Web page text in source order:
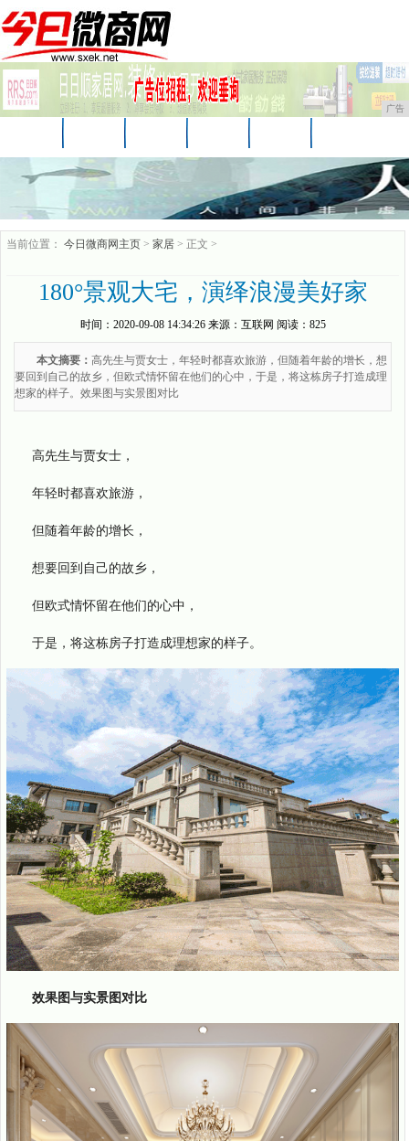
广告
家居 企业
当前位置： 今日微商网主页 > 家居 > 正文 >
180°景观大宅，演绎浪漫美好家
时间： 2020-09-08 14:34:26来源： 互联网 阅读：825
本文摘要： 高先生与贾女士，年轻时都喜欢旅游，但随着年龄的增长，想
要回到自己的故乡，但欧式情怀留在他们的心中，于是，将这栋房子打造成理
想家的样子。效果图与实景图对比
高先生与贾女士，
年轻时都喜欢旅游，
但随着年龄的增长，
想要回到自己的故乡，
但欧式情怀留在他们的心中，
于是，将这栋房子打造成理想家的样子。
效果图与实景图对比